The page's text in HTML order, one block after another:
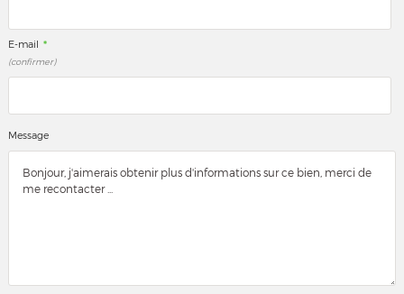
E-mail *
(confirmer)
Message